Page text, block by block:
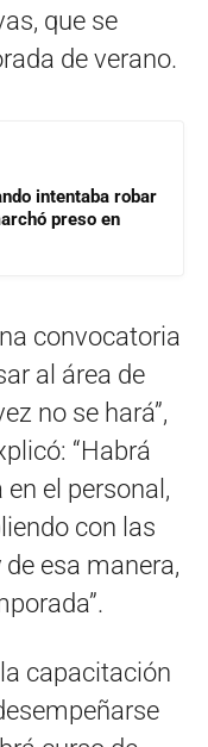
que se
de verano.
intentaba robar
preso en
convocatoria
al área de
no se hará”,
“Habrá
el personal,
con las
esa manera,
capacitación